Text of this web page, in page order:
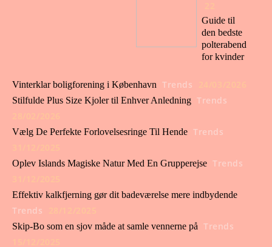
Guide til
den bedste
polterabend
for kvinder
Vinterklar boligforening i København Trends
Stilfulde Plus Size Kjoler til Enhver Anledning Trends
Vælg De Perfekte Forlovelsesringe Til Hende Trends
Oplev Islands Magiske Natur Med En Grupperejse Trends
Effektiv kalkfjerning gør dit badeværelse mere indbydende
Trends
Skip-Bo som en sjov måde at samle vennerne på Trends